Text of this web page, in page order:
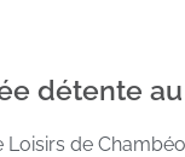
détente
Loisirs de